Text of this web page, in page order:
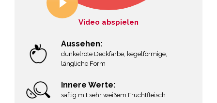
Video abspielen
Aussehen:
dunkelrote Deckfarbe, kegelförmige,
längliche Form
Innere Werte:
saftig mit sehr weißem Fruchtfleisch